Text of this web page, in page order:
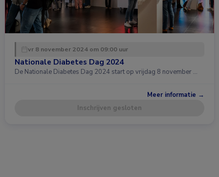
vr 8 november 2024 om 09:00 uur
Nationale Diabetes Dag 2024
De Nationale Diabetes Dag 2024 start op vrijdag 8 november …
Meer informatie →
Inschrijven gesloten